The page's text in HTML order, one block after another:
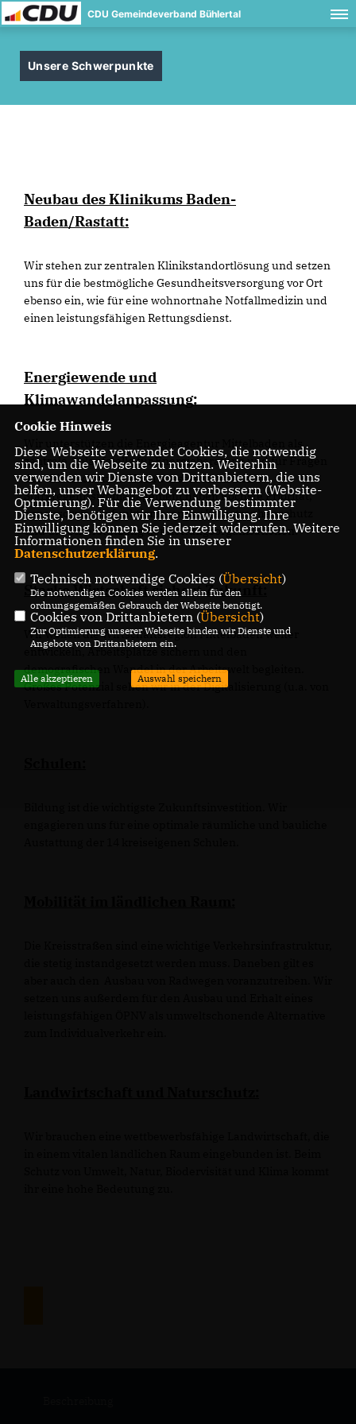
CDU Gemeindeverband Bühlertal
Unsere Schwerpunkte
Neubau des Klinikums Baden-
Baden/Rastatt:
Wir stehen zur zentralen Klinikstandortlösung und setzen
uns für die bestmögliche Gesundheitsversorgung vor Ort
ebenso ein, wie für eine wohnortnahe Notfallmedizin und
einen leistungsfähigen Rettungsdienst.
Energiewende und
Klimawandelanpassung:
Wir unterstützen die Energieagentur Mittelbaden als
zentrale Anlaufstelle für Energieberatung und für Fragen
des Klimaschutzes. Hochwasserschutz und
Starkregenrisikomanagement haben höchste Priorität,
genauso wie ein funktionierender Katastrophenschutz
und die Unterstützung der Rettungsorganisationen.
Starke Wirtschaft sichert Zukunft:
Wir wollen die Wirtschaftsregion Mittelbaden weiter
entwickeln, Arbeitsplätze sichern und den
demografischen Wandel in der Arbeitswelt begleiten.
Großes Potenzial sehen wir in der Digitalisierung (u.a. von
Cookie Hinweis
Diese Webseite verwendet Cookies, die notwendig
sind, um die Webseite zu nutzen. Weiterhin
verwenden wir Dienste von Drittanbietern, die uns
helfen, unser Webangebot zu verbessern (Website-
Optmierung). Für die Verwendung bestimmter
Dienste, benötigen wir Ihre Einwilligung. Ihre
Einwilligung können Sie jederzeit widerrufen. Weitere
Informationen finden Sie in unserer
Datenschutzerklärung.
Technisch notwendige Cookies (Übersicht)
Die notwendigen Cookies werden allein für den
ordnungsgemäßen Gebrauch der Webseite benötigt.
Cookies von Drittanbietern (Übersicht)
Zur Optimierung unserer Webseite binden wir Dienste und
Angebote von Drittanbietern ein.
Alle akzeptieren Auswahl speichern